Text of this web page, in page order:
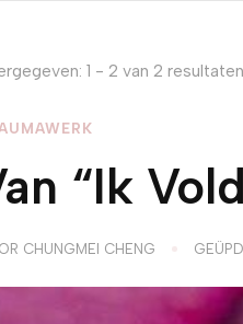
1 - 2 van 2 resultaten
“Ik
CHUNGMEI CHENG